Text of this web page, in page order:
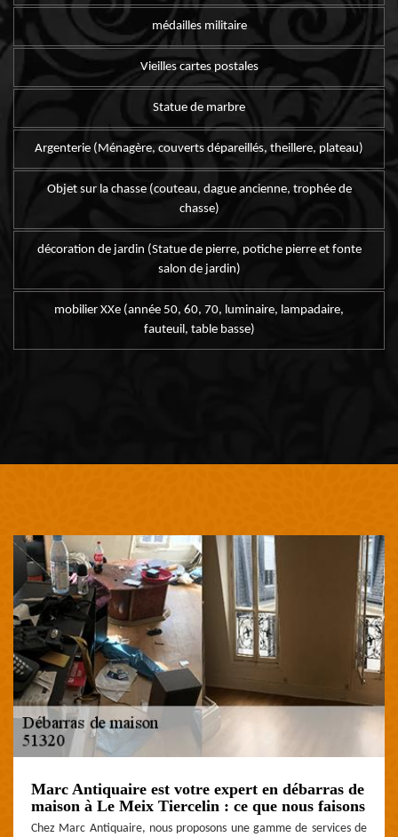
médailles militaire
Vieilles cartes postales
Statue de marbre
Argenterie (Ménagère, couverts dépareillés, theillere, plateau)
Objet sur la chasse (couteau, dague ancienne, trophée de
chasse)
décoration de jardin (Statue de pierre, potiche pierre et fonte
salon de jardin)
mobilier XXe (année 50, 60, 70, luminaire, lampadaire,
fauteuil, table basse)
Marc Antiquaire est votre expert en débarras de
maison à Le Meix Tiercelin : ce que nous faisons
Chez Marc Antiquaire, nous proposons une gamme de services de